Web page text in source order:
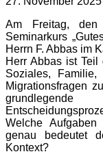
Am Freitag,
Seminarkurs
Herrn F. Abbas im
Herr Abbas ist
Soziales,
Migrationsfragen
Welche
genau bedeutet
Kontext?